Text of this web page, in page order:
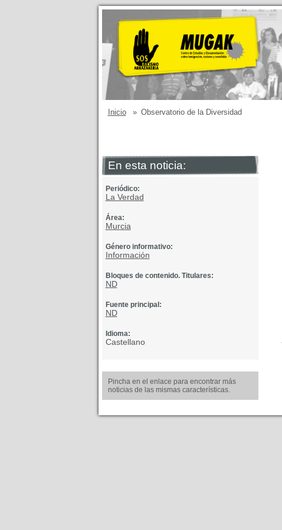
Inicio » Observatorio de la Diversidad
En esta noticia:
Periódico:
La Verdad
Área:
Murcia
Género informativo:
Información
Bloques de contenido. Titulares:
ND
Fuente principal:
ND
Idioma:
Castellano
Pincha en el enlace para encontrar más
noticias de las mismas características.